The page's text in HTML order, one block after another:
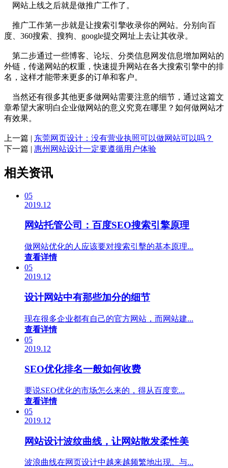
网站上线之后就是做推广工作了。
推广工作第一步就是让搜索引擎收录你的网站。分别向百
度、360搜索、搜狗、google提交网址上去让其收录。
第二步通过一些博客、论坛、分类信息网发信息增加网站的
外链，传递网站的权重，快速提升网站在各大搜索引擎中的排
名，这样才能带来更多的订单和客户。
当然还有很多其他更多做网站需要注意的细节，通过这篇文
章希望大家明白企业做网站的意义究竟在哪里？如何做网站才
有效果。
上一篇 | 东莞网页设计：没有营业执照可以做网站可以吗？
下一篇 | 惠州网站设计一定要遵循用户体验
相关资讯
05
2019.12
网站托管公司：百度SEO搜索引擎原理
做网站优化的人应该要对搜索引擊的基本原理...
查看详情
05
2019.12
设计网站中有那些加分的细节
现在很多企业都有自己的官方网站，而网站建...
查看详情
05
2019.12
SEO优化排名一般如何收费
要说SEO优化的市场怎么来的，得从百度竞...
查看详情
05
2019.12
网站设计波纹曲线，让网站散发柔性美
波浪曲线在网页设计中越来越频繁地出现。与...